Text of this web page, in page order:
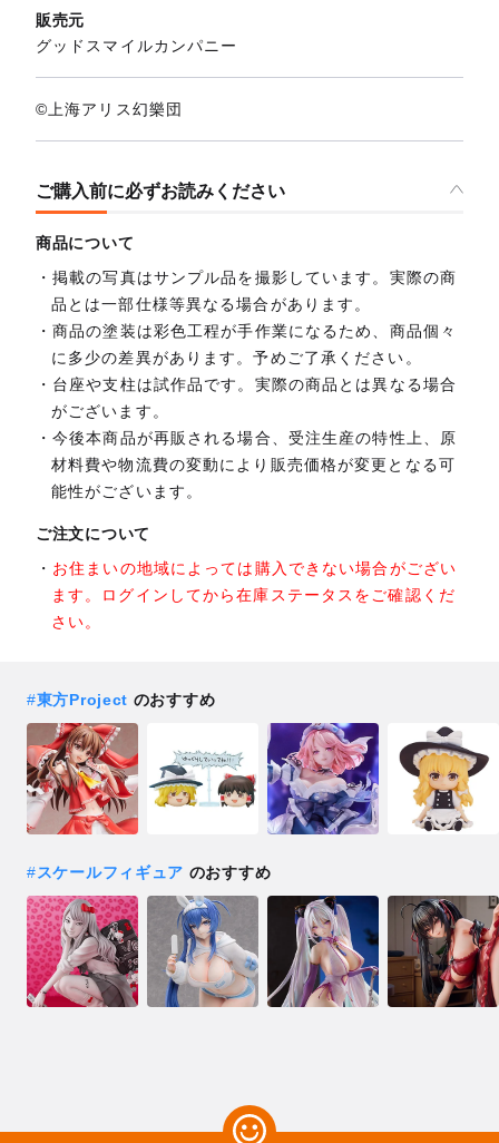
販売元
グッドスマイルカンパニー
©上海アリス幻樂団
ご購入前に必ずお読みください
商品について
掲載の写真はサンプル品を撮影しています。実際の商
品とは一部仕様等異なる場合があります。
商品の塗装は彩色工程が手作業になるため、商品個々
に多少の差異があります。予めご了承ください。
台座や支柱は試作品です。実際の商品とは異なる場合
がございます。
今後本商品が再販される場合、受注生産の特性上、原
材料費や物流費の変動により販売価格が変更となる可
能性がございます。
ご注文について
お住まいの地域によっては購入できない場合がござい
ます。ログインしてから在庫ステータスをご確認くだ
さい。
#東方Project のおすすめ
#スケールフィギュア のおすすめ